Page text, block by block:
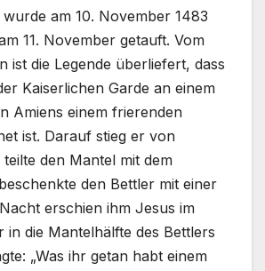
am 10. November 1483
11. November getauft. Vom
ist die Legende überliefert, dass
Kaiserlichen Garde an einem
Amiens einem frierenden
ist. Darauf stieg er von
den Mantel mit dem
den Bettler mit einer
erschien ihm Jesus im
in die Mantelhälfte des Bettlers
„Was ihr getan habt einem